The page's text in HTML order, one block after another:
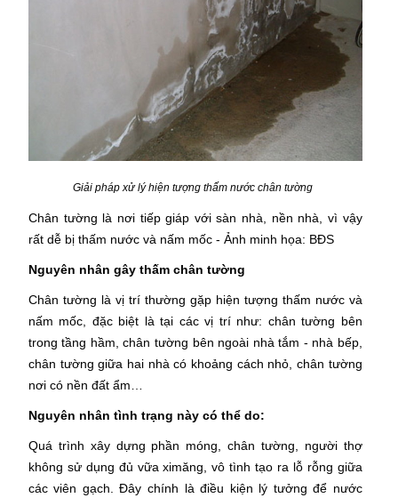
Giải pháp xử lý hiện tượng thấm nước chân tường
Chân tường là nơi tiếp giáp với sàn nhà, nền nhà, vì vậy
rất dễ bị thấm nước và nấm mốc - Ảnh minh họa: BĐS
Nguyên nhân gây thấm chân tường
Chân tường là vị trí thường gặp hiện tượng thấm nước và
nấm mốc, đặc biệt là tại các vị trí như: chân tường bên
trong tầng hầm, chân tường bên ngoài nhà tắm - nhà bếp,
chân tường giữa hai nhà có khoảng cách nhỏ, chân tường
nơi có nền đất ẩm…
Nguyên nhân tình trạng này có thể do:
Quá trình xây dựng phần móng, chân tường, người thợ
không sử dụng đủ vữa ximăng, vô tình tạo ra lỗ rỗng giữa
các viên gạch. Đây chính là điều kiện lý tưởng để nước